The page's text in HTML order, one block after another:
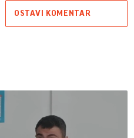
OSTAVI KOMENTAR